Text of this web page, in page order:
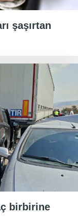
şaşırtan
birbirine